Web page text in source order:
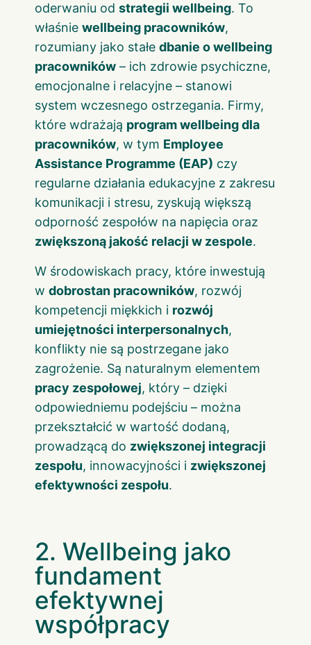
oderwaniu od strategii wellbeing. To
właśnie wellbeing pracowników,
rozumiany jako stałe dbanie o wellbeing
pracowników – ich zdrowie psychiczne,
emocjonalne i relacyjne – stanowi
system wczesnego ostrzegania. Firmy,
które wdrażają program wellbeing dla
pracowników, w tym Employee
Assistance Programme (EAP) czy
regularne działania edukacyjne z zakresu
komunikacji i stresu, zyskują większą
odporność zespołów na napięcia oraz
zwiększoną jakość relacji w zespole.
W środowiskach pracy, które inwestują
w dobrostan pracowników, rozwój
kompetencji miękkich i rozwój
umiejętności interpersonalnych,
konflikty nie są postrzegane jako
zagrożenie. Są naturalnym elementem
pracy zespołowej, który – dzięki
odpowiedniemu podejściu – można
przekształcić w wartość dodaną,
prowadzącą do zwiększonej integracji
zespołu, innowacyjności i zwiększonej
efektywności zespołu.
2. Wellbeing jako
fundament
efektywnej
współpracy